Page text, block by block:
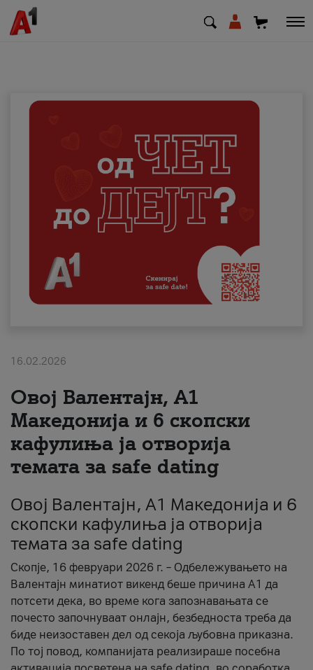
Деловни
Поддршка
Надополни кредит
Плати сметка
#ПодобарОнлајн
16.02.2026
Овој Валентајн, A1
Македонија и 6 скопски
кафулиња ја отворија
темата за safe dating
Овој Валентајн, A1 Македонија и 6
скопски кафулиња ја отворија
темата за safe dating
Скопје, 16 февруари 2026 г. – Одбележувањето на
Валентајн минатиот викенд беше причина А1 да
потсети дека, во време кога запознавањата се
почесто започнуваат онлајн, безбедноста треба да
биде неизоставен дел од секоја љубовна приказна.
По тој повод, компанијата реализираше посебна